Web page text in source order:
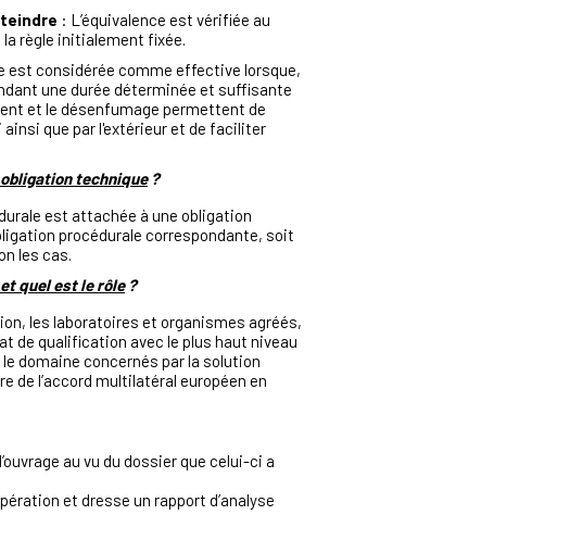
: L’équivalence est vérifiée au
la règle initialement fixée.
est considérée comme effective lorsque,
une durée déterminée et suffisante
et le désenfumage permettent de
que par l'extérieur et de faciliter
technique?
est attachée à une obligation
procédurale correspondante, soit
les cas.
quel est le rôle?
les laboratoires et organismes agréés,
de qualification avec le plus haut niveau
domaine concernés par la solution
de l’accord multilatéral européen en
au vu du dossier que celui-ci a
et dresse un rapport d’analyse